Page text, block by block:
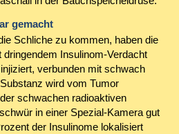
gemacht
Schliche zu kommen, haben die
Insulinom-Verdacht
verbunden mit schwach
wird vom Tumor
schwachen radioaktiven
in einer Spezial-Kamera gut
der Insulinome lokalisiert